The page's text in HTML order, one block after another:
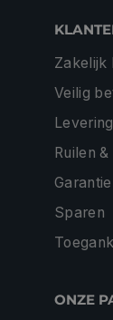
Zakelijk
Veilig
Ruilen
Garantie
Sparen
ONZE